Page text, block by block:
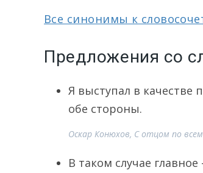
Все синонимы к
Предложения со
Я выступал в качестве
обе стороны.
Оскар Конюхов, С отцом по
В таком случае